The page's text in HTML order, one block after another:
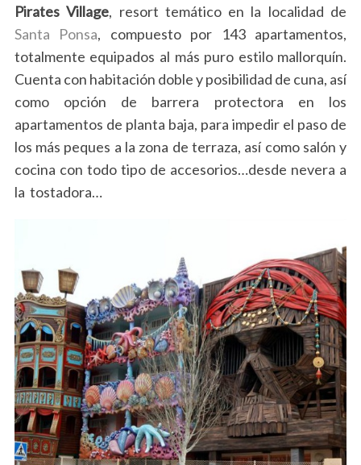
Pirates Village, resort temático en la localidad de
Santa Ponsa, compuesto por 143 apartamentos,
totalmente equipados al más puro estilo mallorquín.
Cuenta con habitación doble y posibilidad de cuna, así
como opción de barrera protectora en los
apartamentos de planta baja, para impedir el paso de
los más peques a la zona de terraza, así como salón y
cocina con todo tipo de accesorios…desde nevera a
la tostadora…